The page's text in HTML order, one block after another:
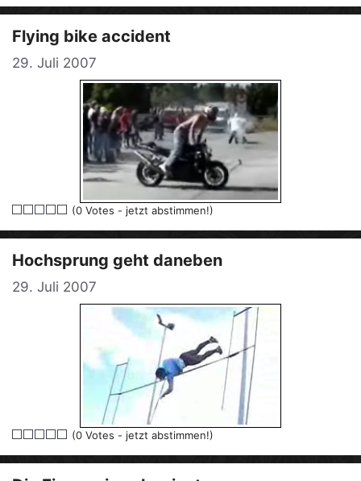
Flying bike accident
29. Juli 2007
(0 Votes - jetzt abstimmen!)
Hochsprung geht daneben
29. Juli 2007
(0 Votes - jetzt abstimmen!)